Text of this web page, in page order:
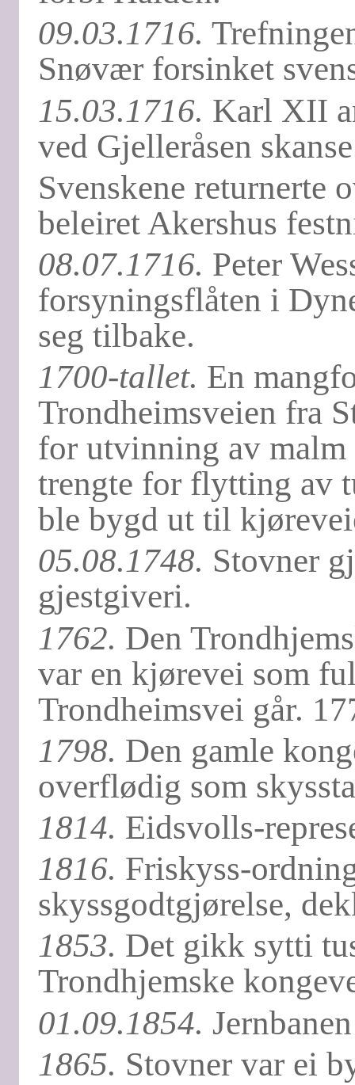
09.03.1716.
Snøvær forsinket
15.03.1716. Karl XII
ved Gjelleråsen
Svenskene returnerte
beleiret Akershus
08.07.1716. Peter
forsyningsflåten i
seg tilbake.
1700-tallet. En
Trondheimsveien fra
for utvinning av
trengte for flytting av
ble bygd ut til
05.08.1748. Stovner
gjestgiveri.
1762. Den
var en kjørevei som
Trondheimsvei går.
1798. Den gamle
overflødig som
1814. Eidsvolls-
1816. Friskyss-
skyssgodtgjørelse,
1853. Det gikk sytti
Trondhjemske
01.09.1854.
1865. Stovner var ei